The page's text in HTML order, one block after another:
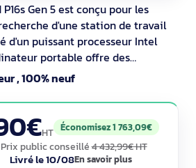
Gen 5 est conçu pour les
d'une station de travail
d'un puissant processeur Intel
portable offre des
adaptées aux tâches
L'écran LED de 16 pouces
native de 1920 x 1200, offrant un
une finition
, 100% neuf
HT Économisez 1 763,09€
Prix public conseillé4 432,99€ HT
Livré le 10/08En savoir plus